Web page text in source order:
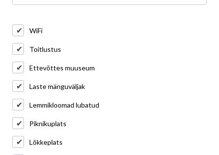
WiFi
Toitlustus
Ettevõttes muuseum
Laste mänguväljak
Lemmikloomad lubatud
Piknikuplats
Lõkkeplats